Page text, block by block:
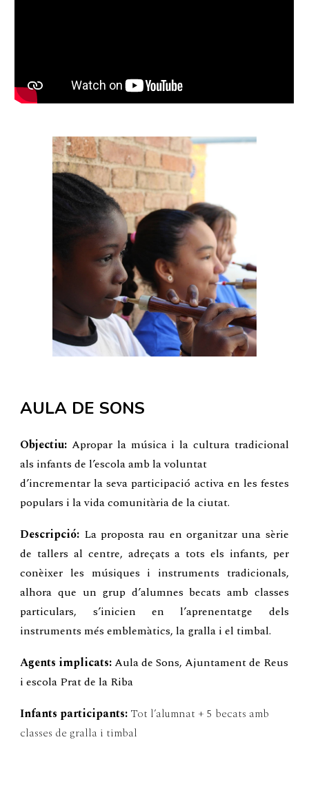
AULA DE SONS
Objectiu: Apropar la música i la cultura tradicional
als infants de l’escola amb la voluntat
d’incrementar la seva participació activa en les festes
populars i la vida comunitària de la ciutat.
Descripció: La proposta rau en organitzar una sèrie
de tallers al centre, adreçats a tots els infants, per
conèixer les músiques i instruments tradicionals,
alhora que un grup d’alumnes becats amb classes
particulars, s’inicien en l’aprenentatge dels
instruments més emblemàtics, la gralla i el timbal.
Agents implicats:Aula de Sons, Ajuntament de Reus
i escola Prat de la Riba
Infants participants: Tot l’alumnat + 5 becats amb
classes de gralla i timbal